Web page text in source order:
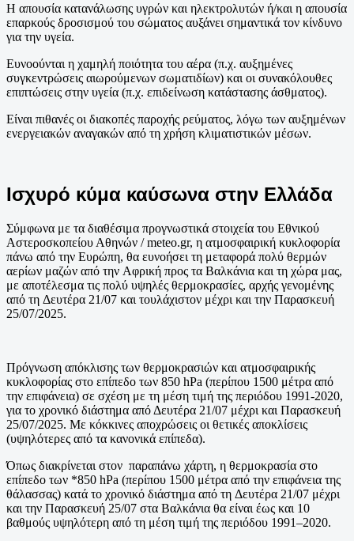
Η απουσία κατανάλωσης υγρών και ηλεκτρολυτών ή/και η απουσία
επαρκούς δροσισμού του σώματος αυξάνει σημαντικά τον κίνδυνο
για την υγεία.
Ευνοούνται η χαμηλή ποιότητα του αέρα (π.χ. αυξημένες
συγκεντρώσεις αιωρούμενων σωματιδίων) και οι συνακόλουθες
επιπτώσεις στην υγεία (π.χ. επιδείνωση κατάστασης άσθματος).
Είναι πιθανές οι διακοπές παροχής ρεύματος, λόγω των αυξημένων
ενεργειακών αναγακών από τη χρήση κλιματιστικών μέσων.
Iσχυρό κύμα καύσωνα στην Ελλάδα
Σύμφωνα με τα διαθέσιμα προγνωστικά στοιχεία του Εθνικού
Αστεροσκοπείου Αθηνών / meteo.gr, η ατμοσφαιρική κυκλοφορία
πάνω από την Ευρώπη, θα ευνοήσει τη μεταφορά πολύ θερμών
αερίων μαζών από την Αφρική προς τα Βαλκάνια και τη χώρα μας,
με αποτέλεσμα τις πολύ υψηλές θερμοκρασίες, αρχής γενομένης
από τη Δευτέρα 21/07 και τουλάχιστον μέχρι και την Παρασκευή
25/07/2025.
Πρόγνωση απόκλισης των θερμοκρασιών και ατμοσφαιρικής
κυκλοφορίας στο επίπεδο των 850 hPa (περίπου 1500 μέτρα από
την επιφάνεια) σε σχέση με τη μέση τιμή της περιόδου 1991-2020,
για το χρονικό διάστημα από Δευτέρα 21/07 μέχρι και Παρασκευή
25/07/2025. Με κόκκινες αποχρώσεις οι θετικές αποκλίσεις
(υψηλότερες από τα κανονικά επίπεδα).
Όπως διακρίνεται στον παραπάνω χάρτη, η θερμοκρασία στο
επίπεδο των *850 hPa (περίπου 1500 μέτρα από την επιφάνεια της
θάλασσας) κατά το χρονικό διάστημα από τη Δευτέρα 21/07 μέχρι
και την Παρασκευή 25/07 στα Βαλκάνια θα είναι έως και 10
βαθμούς υψηλότερη από τη μέση τιμή της περιόδου 1991–2020.